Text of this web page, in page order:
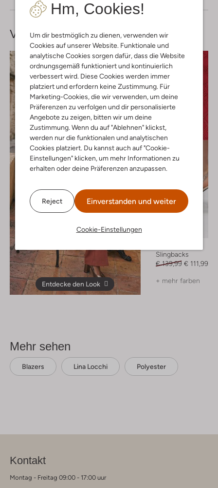
Hm, Cookies!
Um dir bestmöglich zu dienen, verwenden wir
Cookies auf unserer Website. Funktionale und
analytische Cookies sorgen dafür, dass die Website
ordnungsgemäß funktioniert und kontinuierlich
verbessert wird. Diese Cookies werden immer
platziert und erfordern keine Zustimmung. Für
Marketing-Cookies, die wir verwenden, um deine
Präferenzen zu verfolgen und dir personalisierte
Angebote zu zeigen, bitten wir um deine
Zustimmung. Wenn du auf "Ablehnen" klickst,
werden nur die funktionalen und analytischen
Cookies platziert. Du kannst auch auf "Cookie-
Einstellungen" klicken, um mehr Informationen zu
erhalten oder deine Präferenzen anzupassen.
Reject Einverstanden und weiter
Cookie-Einstellungen
Vervollständige deinenLook
Entdecke den Look
Slingbacks
€ 139,99 € 111,99
+ mehr farben
Mehr sehen
Blazers Lina Locchi Polyester
Kontakt
Montag - Freitag 09:00 - 17:00 uur